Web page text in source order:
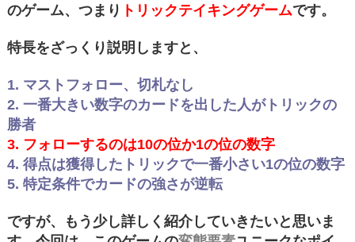
のゲーム、つまり トリックテイキングゲームです。
特長をざっくり説明しますと、
1. マストフォロー、切札なし
2. 一番大きい数字のカードを出した人がトリックの
勝者
3. フォローするのは10の位か1の位の数字
4. 得点は獲得したトリックで一番小さい1の位の数字
5. 特定条件でカードの強さが逆転
ですが、もう少し詳しく紹介していきたいと思いま